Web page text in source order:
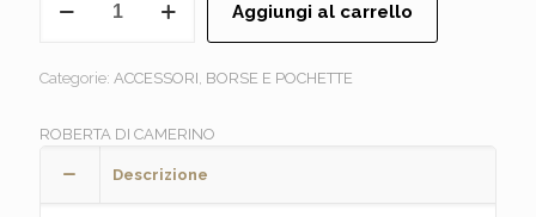
Moon
quantità
Aggiungi al carrello
Categorie: ACCESSORI, BORSE E POCHETTE
ROBERTA DI CAMERINO
Descrizione